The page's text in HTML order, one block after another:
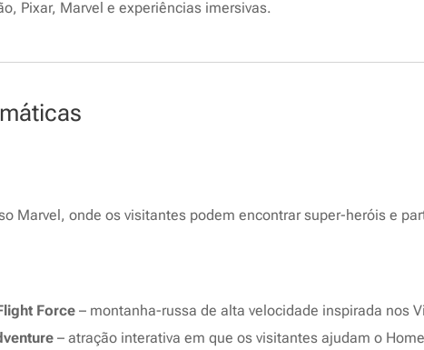
Pixar, Marvel e experiências imersivas.
Marvel, onde os visitantes podem encontrar super-heróis e
Force – montanha-russa de alta velocidade inspirada nos
– atração interativa em que os visitantes ajudam o